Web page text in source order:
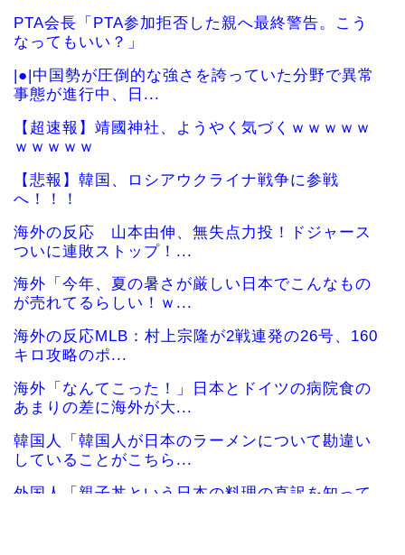
PTA会長「PTA参加拒否した親へ最終警告。こう
なってもいい？」
|●|中国勢が圧倒的な強さを誇っていた分野で異常
事態が進行中、日...
【超速報】靖國神社、ようやく気づくｗｗｗｗｗ
ｗｗｗｗｗ
【悲報】韓国、ロシアウクライナ戦争に参戦
へ！！！
海外の反応 山本由伸、無失点力投！ドジャース
ついに連敗ストップ！...
海外「今年、夏の暑さが厳しい日本でこんなもの
が売れてるらしい！ｗ...
海外の反応MLB：村上宗隆が2戦連発の26号、160
キロ攻略のポ...
海外「なんてこった！」日本とドイツの病院食の
あまりの差に海外が大...
韓国人「韓国人が日本のラーメンについて勘違い
していることがこちら...
外国人「親子丼という日本の料理の直訳を知って